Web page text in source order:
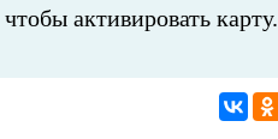
активировать карту.